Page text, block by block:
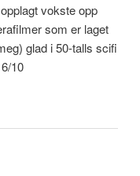
vokste opp
som er laget
glad i 50-talls scifi
10